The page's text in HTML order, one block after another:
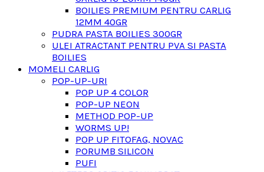
BOILIES PREMIUM PENTRU CARLIG
12MM 40GR
PUDRA PASTA BOILIES 300GR
ULEI ATRACTANT PENTRU PVA SI PASTA
BOILIES
MOMELI CARLIG
POP-UP-URI
POP UP 4 COLOR
POP-UP NEON
METHOD POP-UP
WORMS UP!
POP UP FITOFAG, NOVAC
PORUMB SILICON
PUFI